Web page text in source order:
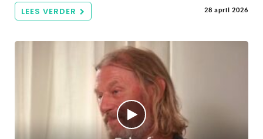
LEES VERDER 28 april 2026